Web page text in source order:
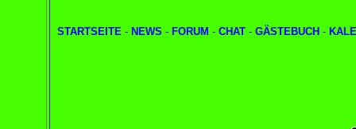
STARTSEITE - NEWS - FORUM - CHAT - GÄSTEBUCH -